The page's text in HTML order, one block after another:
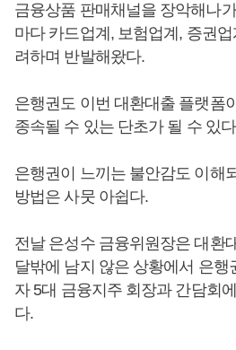
금융상품 판매채널을 장악해나
마다 카드업계, 보험업계, 증권
려하며 반발해왔다.
은행권도 이번 대환대출 플랫폼
종속될 수 있는 단초가 될 수 있
은행권이 느끼는 불안감도 이해
방법은 사뭇 아쉽다.
전날 은성수 금융위원장은 대환
달밖에 남지 않은 상황에서 은행
자 5대 금융지주 회장과 간담회
다.